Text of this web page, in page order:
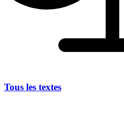
Tous les textes